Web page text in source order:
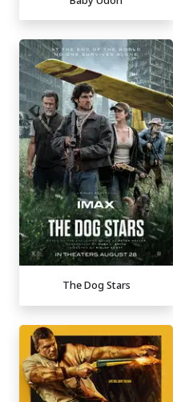
The Dog Stars